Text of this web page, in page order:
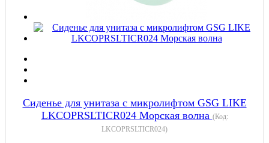
Сиденье для унитаза с микролифтом GSG LIKE
LKCOPRSLTICR024 Морская волна (Код:
LKCOPRSLTICR024)